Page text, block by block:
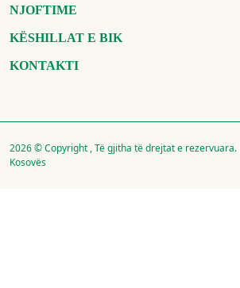
NJOFTIME
KËSHILLAT E BIK
KONTAKTI
2026 © Copyright , Të gjitha të drejtat e
Kosovës